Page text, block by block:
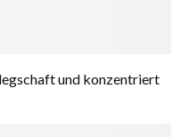
und konzentriert